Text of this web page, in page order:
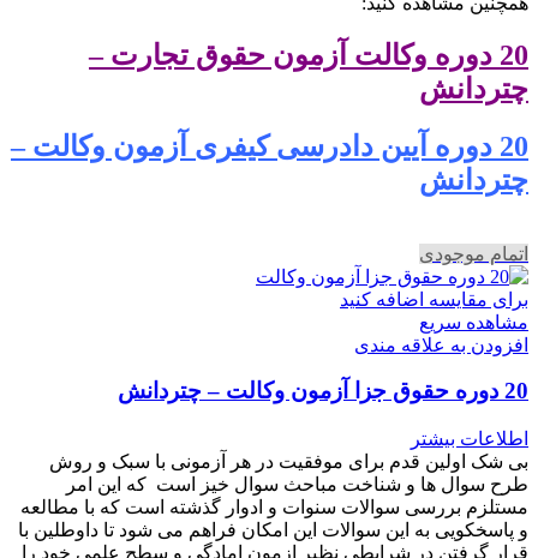
20 دوره وکالت آزمون حقوق تجارت –
چتردانش
20 دوره آیین دادرسی کیفری آزمون وکالت –
چتردانش
اتمام موجودی
برای مقایسه اضافه کنید
مشاهده سریع
افزودن به علاقه مندی
20 دوره حقوق جزا آزمون وکالت – چتردانش
اطلاعات بیشتر
بی شک اولین قدم برای موفقیت در هر آزمونی با سبک و روش
طرح سوال ها و شناخت مباحث سوال خیز است که این امر
مستلزم بررسی سوالات سنوات و ادوار گذشته است که با مطالعه
و پاسخکویی به این سوالات این امکان فراهم می شود تا داوطلین با
قرار گرفتن در شرایطی نظیر ازمون امادگی و سطح علمی خود را